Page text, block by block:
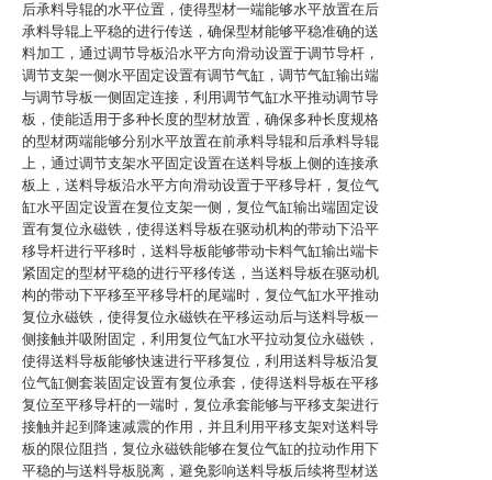
后承料导辊的水平位置，使得型材一端能够水平放置在后
承料导辊上平稳的进行传送，确保型材能够平稳准确的送
料加工，通过调节导板沿水平方向滑动设置于调节导杆，
调节支架一侧水平固定设置有调节气缸，调节气缸输出端
与调节导板一侧固定连接，利用调节气缸水平推动调节导
板，使能适用于多种长度的型材放置，确保多种长度规格
的型材两端能够分别水平放置在前承料导辊和后承料导辊
上，通过调节支架水平固定设置在送料导板上侧的连接承
板上，送料导板沿水平方向滑动设置于平移导杆，复位气
缸水平固定设置在复位支架一侧，复位气缸输出端固定设
置有复位永磁铁，使得送料导板在驱动机构的带动下沿平
移导杆进行平移时，送料导板能够带动卡料气缸输出端卡
紧固定的型材平稳的进行平移传送，当送料导板在驱动机
构的带动下平移至平移导杆的尾端时，复位气缸水平推动
复位永磁铁，使得复位永磁铁在平移运动后与送料导板一
侧接触并吸附固定，利用复位气缸水平拉动复位永磁铁，
使得送料导板能够快速进行平移复位，利用送料导板沿复
位气缸侧套装固定设置有复位承套，使得送料导板在平移
复位至平移导杆的一端时，复位承套能够与平移支架进行
接触并起到降速减震的作用，并且利用平移支架对送料导
板的限位阻挡，复位永磁铁能够在复位气缸的拉动作用下
平稳的与送料导板脱离，避免影响送料导板后续将型材送